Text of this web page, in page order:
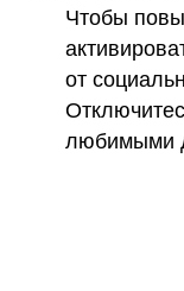
Чтобы
от
любимыми